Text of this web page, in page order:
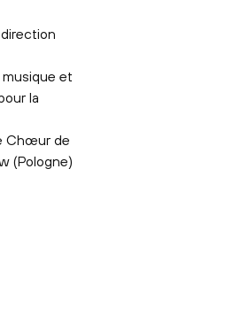
et
la
Chœur de
(Pologne)